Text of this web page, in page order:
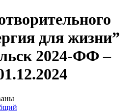
для жизни”
2024-ФФ –